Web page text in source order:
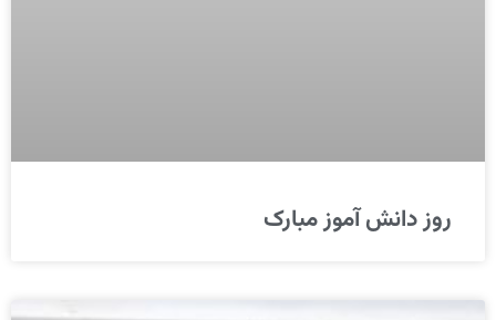
روز دانش آموز مبارک